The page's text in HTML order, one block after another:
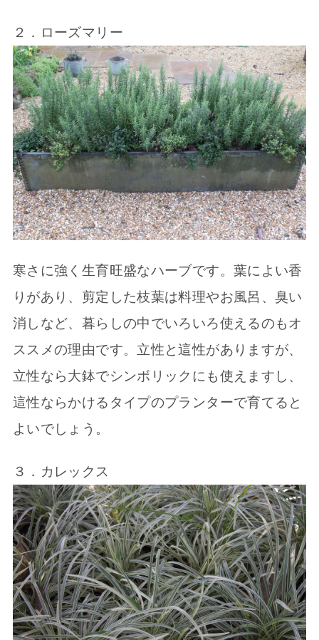
２．ローズマリー
寒さに強く生育旺盛なハーブです。葉によい香
りがあり、剪定した枝葉は料理やお風呂、臭い
消しなど、暮らしの中でいろいろ使えるのもオ
ススメの理由です。立性と這性がありますが、
立性なら大鉢でシンボリックにも使えますし、
這性ならかけるタイプのプランターで育てると
よいでしょう。
３．カレックス